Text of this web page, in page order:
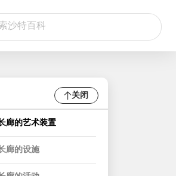
关闭
廊的艺术装置
廊的设施